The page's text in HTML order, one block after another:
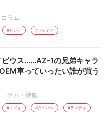
コラム
#セレナ #ランディ
ビウス……AZ-1の兄弟キャラ
車っていったい誰が買う
コラム・特集
#スズキ #ダイハツ #ランディ